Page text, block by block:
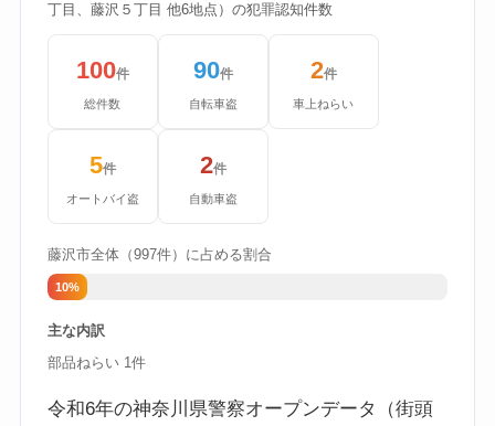
丁目、藤沢５丁目 他6地点）の犯罪認知件数
100件
総件数
90件
自転車盗
2件
車上ねらい
5件
オートバイ盗
2件
自動車盗
藤沢市全体（997件）に占める割合
10%
主な内訳
部品ねらい 1件
令和6年の神奈川県警察オープンデータ（街頭